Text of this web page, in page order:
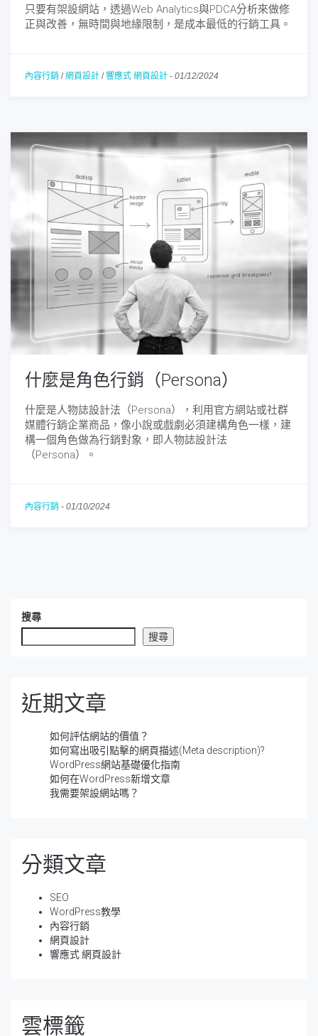
只要有架設網站，透過Web Analytics與PDCA分析來做修
正與改善，無時間與地緣限制，是成本最低的行銷工具。
內容行銷 /網頁設計 /響應式 網頁設計 - 01/12/2024
什麼是角色行銷（Persona）
什麼是人物誌設計法（Persona），利用官方網站或社群
媒體行銷企業商品，像小說或戲劇必須建構角色一樣，建
構一個角色做為行銷對象，即人物誌設計法
（Persona）。
內容行銷 - 01/10/2024
搜尋
搜尋
近期文章
如何評估網站的價值？
如何寫出吸引點擊的網頁描述(Meta description)?
WordPress網站基礎優化指南
如何在WordPress新增文章
我需要架設網站嗎？
分類文章
SEO
WordPress教學
內容行銷
網頁設計
響應式 網頁設計
雲標籤